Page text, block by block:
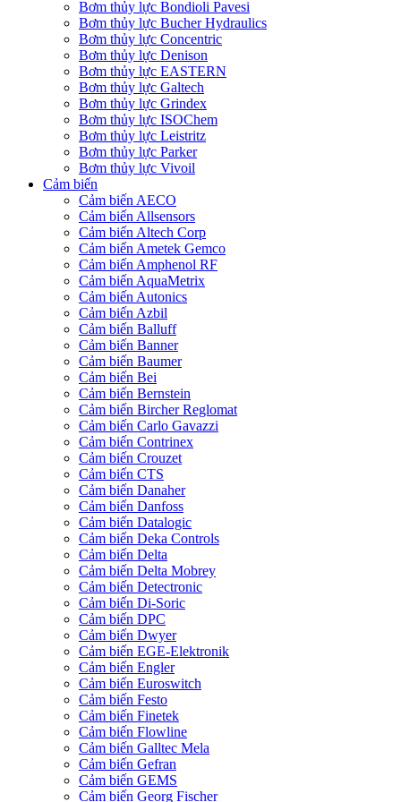
Bơm thủy lực Bondioli Pavesi
Bơm thủy lực Bucher Hydraulics
Bơm thủy lực Concentric
Bơm thủy lực Denison
Bơm thủy lực EASTERN
Bơm thủy lực Galtech
Bơm thủy lực Grindex
Bơm thủy lực ISOChem
Bơm thủy lực Leistritz
Bơm thủy lực Parker
Bơm thủy lực Vivoil
Cảm biến
Cảm biến AECO
Cảm biến Allsensors
Cảm biến Altech Corp
Cảm biến Ametek Gemco
Cảm biến Amphenol RF
Cảm biến AquaMetrix
Cảm biến Autonics
Cảm biến Azbil
Cảm biến Balluff
Cảm biến Banner
Cảm biến Baumer
Cảm biến Bei
Cảm biến Bernstein
Cảm biến Bircher Reglomat
Cảm biến Carlo Gavazzi
Cảm biến Contrinex
Cảm biến Crouzet
Cảm biến CTS
Cảm biến Danaher
Cảm biến Danfoss
Cảm biến Datalogic
Cảm biến Deka Controls
Cảm biến Delta
Cảm biến Delta Mobrey
Cảm biến Detectronic
Cảm biến Di-Soric
Cảm biến DPC
Cảm biến Dwyer
Cảm biến EGE-Elektronik
Cảm biến Engler
Cảm biến Euroswitch
Cảm biến Festo
Cảm biến Finetek
Cảm biến Flowline
Cảm biến Galltec Mela
Cảm biến Gefran
Cảm biến GEMS
Cảm biến Georg Fischer